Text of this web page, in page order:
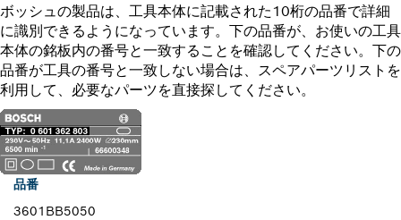
ボッシュの製品は、工具本体に記載された10桁の品番で詳細
に識別できるようになっています。下の品番が、お使いの工具
本体の銘板内の番号と一致することを確認してください。下の
品番が工具の番号と一致しない場合は、スペアパーツリストを
利用して、必要なパーツを直接探してください。
品番
3601BB5050